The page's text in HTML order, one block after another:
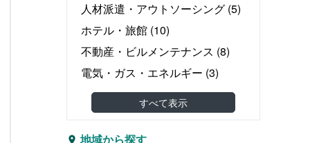
人材派遣・アウトソーシング (5)
ホテル・旅館 (10)
不動産・ビルメンテナンス (8)
電気・ガス・エネルギー (3)
教育・塾(3)
介護・医療・福祉(22)
婚礼・葬儀
すべて表示
地域から探す